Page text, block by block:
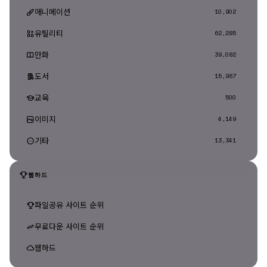
애니메이션 10,902
유틸리티 62,285
만화 39,082
도서 15,967
교육 500
이미지 4,149
기타 13,341
웹하드
파일공유 사이트 순위
무료다운 사이트 순위
웹하드